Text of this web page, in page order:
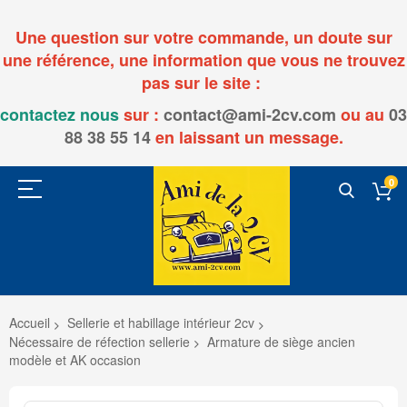
Une question sur votre commande, un doute sur
une référence, une information que vous ne trouvez
pas sur le site :
contactez noussur : contact@ami-2cv.com ou au 03
88 38 55 14en laissant un message.
0
Accueil
Sellerie et habillage intérieur 2cv
Nécessaire de réfection sellerie
Armature de siège ancien
modèle et AK occasion